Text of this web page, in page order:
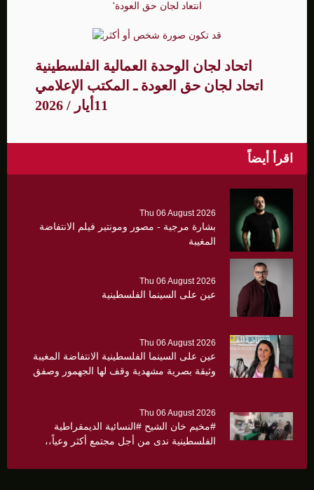
اتحاد لجان الوحدة العمالية الفلسطينية
اتحاد لجان حق العودة ـ المكتب الإعلامي
11أيار / 2026
اقرأ أيضاً
Thu 06 August 2026
بشارة مرجية - مصور ومونتير فيلم الانتفاضة
المغيبة
Thu 06 August 2026
عين على السينما الفلسطينية
Thu 06 August 2026
عين على السينما الفلسطينية الانتفاضة المغيبة
وثيقة بصرية مشهدية وقف لها الجهمور وصفق
Thu 06 August 2026
#مخيم خان الشيح #النسائية الديمقراطية
الفلسطينية ندى من أجل مجتمع أكثر وعياً،،
بروشورات توعوية على سيدات الحي.